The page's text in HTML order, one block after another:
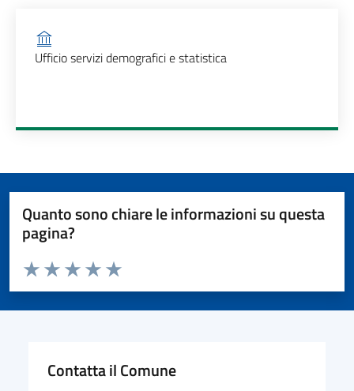
Ufficio competente
Ufficio servizi demografici e statistica
Quanto sono chiare le informazioni su questa
pagina?
Valuta da 1 a 5 stelle la pagina
Valuta 5 stelle su 5
Valuta 4 stelle su 5
Valuta 3 stelle su 5
Valuta 2 stelle su 5
Valuta 1 stelle su 5
Contatta il Comune